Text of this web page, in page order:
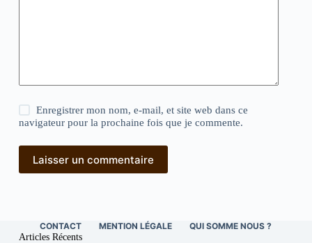
Enregistrer mon nom, e-mail, et site web dans ce
navigateur pour la prochaine fois que je commente.
Laisser un commentaire
CONTACT MENTION LÉGALE QUI SOMME NOUS ?
Articles Récents